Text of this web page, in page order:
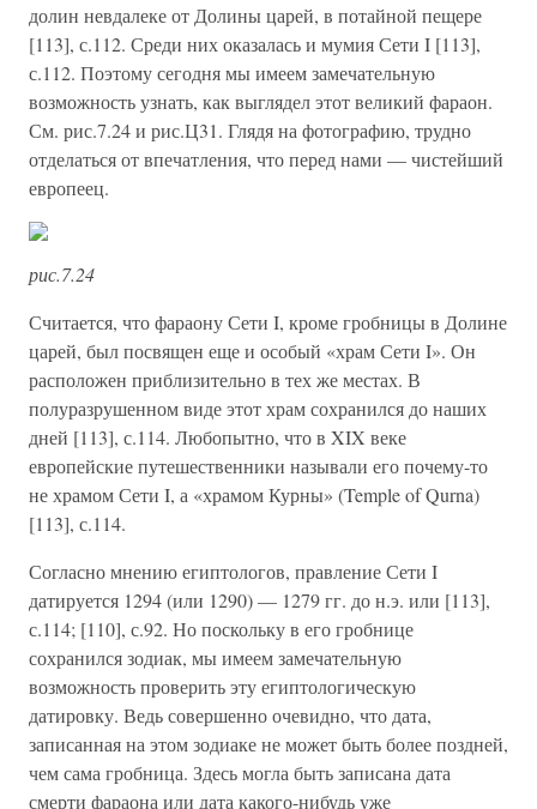
долин невдалеке от Долины царей, в потайной пещере
[113], с.112. Среди них оказалась и мумия Сети I [113],
с.112. Поэтому сегодня мы имеем замечательную
возможность узнать, как выглядел этот великий фараон.
См. рис.7.24 и рис.Ц31. Глядя на фотографию, трудно
отделаться от впечатления, что перед нами — чистейший
европеец.
рис.7.24
Считается, что фараону Сети I, кроме гробницы в Долине
царей, был посвящен еще и особый «храм Сети I». Он
расположен приблизительно в тех же местах. В
полуразрушенном виде этот храм сохранился до наших
дней [113], с.114. Любопытно, что в XIX веке
европейские путешественники называли его почему-то
не храмом Сети I, а «храмом Курны» (Temple of Qurna)
[113], с.114.
Согласно мнению египтологов, правление Сети I
датируется 1294 (или 1290) — 1279 гг. до н.э. или [113],
с.114; [110], с.92. Но поскольку в его гробнице
сохранился зодиак, мы имеем замечательную
возможность проверить эту египтологическую
датировку. Ведь совершенно очевидно, что дата,
записанная на этом зодиаке не может быть более поздней,
чем сама гробница. Здесь могла быть записана дата
смерти фараона или дата какого-нибудь уже